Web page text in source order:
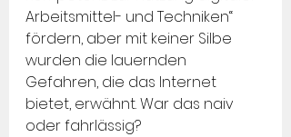
Arbeitsmittel- und Techniken“
fördern, aber mit keiner Silbe
wurden die lauernden
Gefahren, die das Internet
bietet, erwähnt. War das naiv
oder fahrlässig?